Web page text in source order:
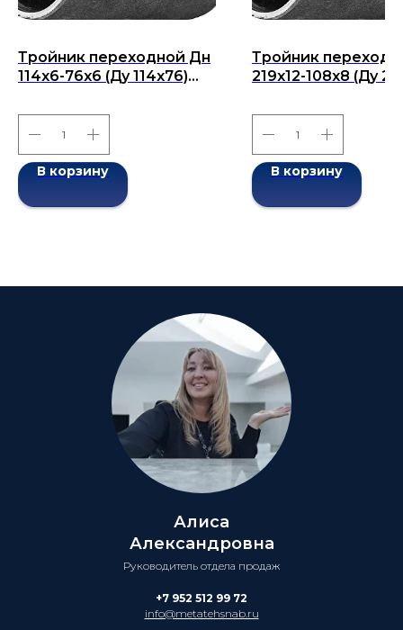
Тройник переходной Дн
114х6-76х6 (Ду 114х76)
2001
В корзину
Тройник
219x12-108x8 (Ду
2001
В корзину
Алиса
Александровна
Руководитель отдела продаж
+7 952 512 99 72
info@metatehsnab.ru